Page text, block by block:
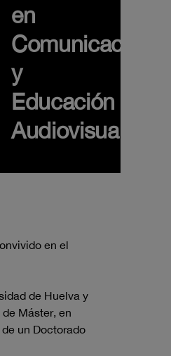
en
Comunicación
y
Educación
Audiovisual
en el
de Huelva y
Máster, en
un Doctorado